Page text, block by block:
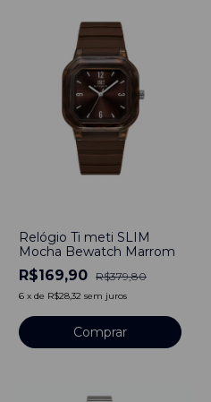
Relógio Ti meti SLIM
Mocha Bewatch Marrom
R$169,90 R$379,80
6 x de R$28,32 sem juros